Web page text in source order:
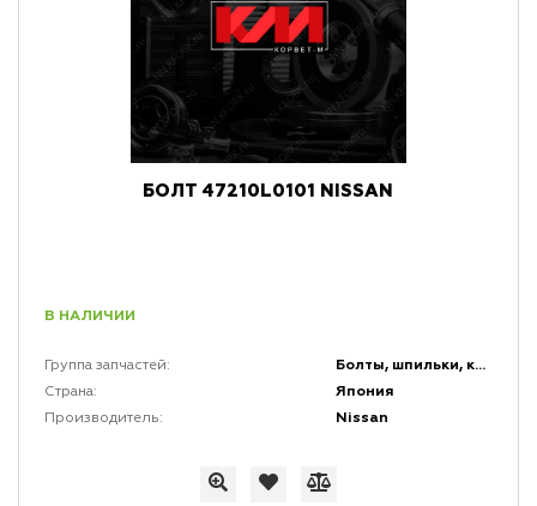
БОЛТ 47210L0101 NISSAN
В НАЛИЧИИ
Группа запчастей: Болты, шпильки, крепеж, коннекторы и кронштейны
Страна: Япония
Производитель: Nissan